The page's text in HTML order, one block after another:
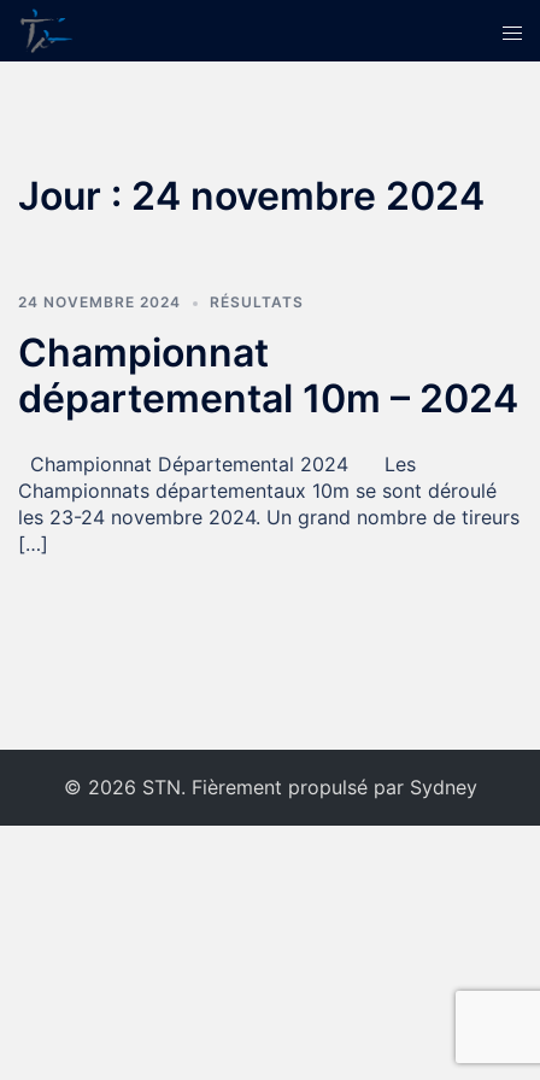
Jour : 24 novembre 2024
24 NOVEMBRE 2024 RÉSULTATS
Championnat
départemental 10m – 2024
Championnat Départemental 2024 Les
Championnats départementaux 10m se sont déroulé
les 23-24 novembre 2024. Un grand nombre de tireurs
[…]
© 2026 STN. Fièrement propulsé par Sydney